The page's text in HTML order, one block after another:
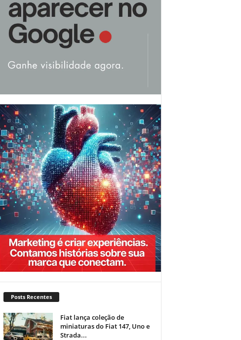
Posts Recentes
Fiat lança coleção de
miniaturas do Fiat 147, Uno e
Strada...